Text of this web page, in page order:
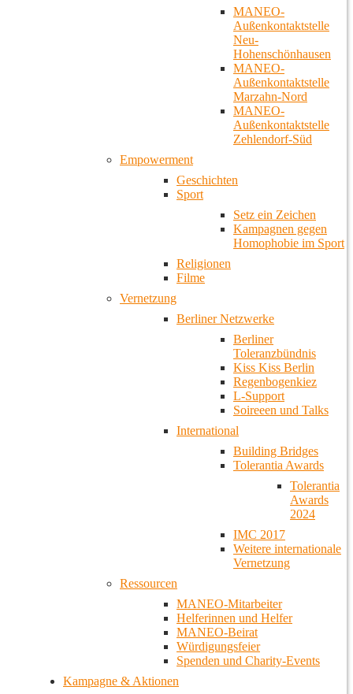
MANEO-
Außenkontaktstelle
Neu-
Hohenschönhausen
MANEO-
Außenkontaktstelle
Marzahn-Nord
MANEO-
Außenkontaktstelle
Zehlendorf-Süd
Empowerment
Geschichten
Sport
Setz ein Zeichen
Kampagnen gegen
Homophobie im Sport
Religionen
Filme
Vernetzung
Berliner Netzwerke
Berliner
Toleranzbündnis
Kiss Kiss Berlin
Regenbogenkiez
L-Support
Soireeen und Talks
International
Building Bridges
Tolerantia Awards
Tolerantia
Awards
2024
IMC 2017
Weitere internationale
Vernetzung
Ressourcen
MANEO-Mitarbeiter
Helferinnen und Helfer
MANEO-Beirat
Würdigungsfeier
Spenden und Charity-Events
Kampagne & Aktionen